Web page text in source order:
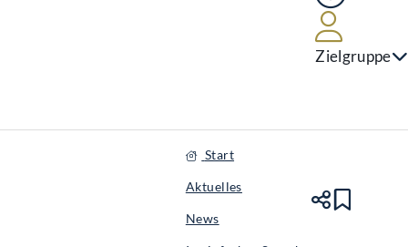
Hilfe
Zielgruppe
Start
Aktuelles
News